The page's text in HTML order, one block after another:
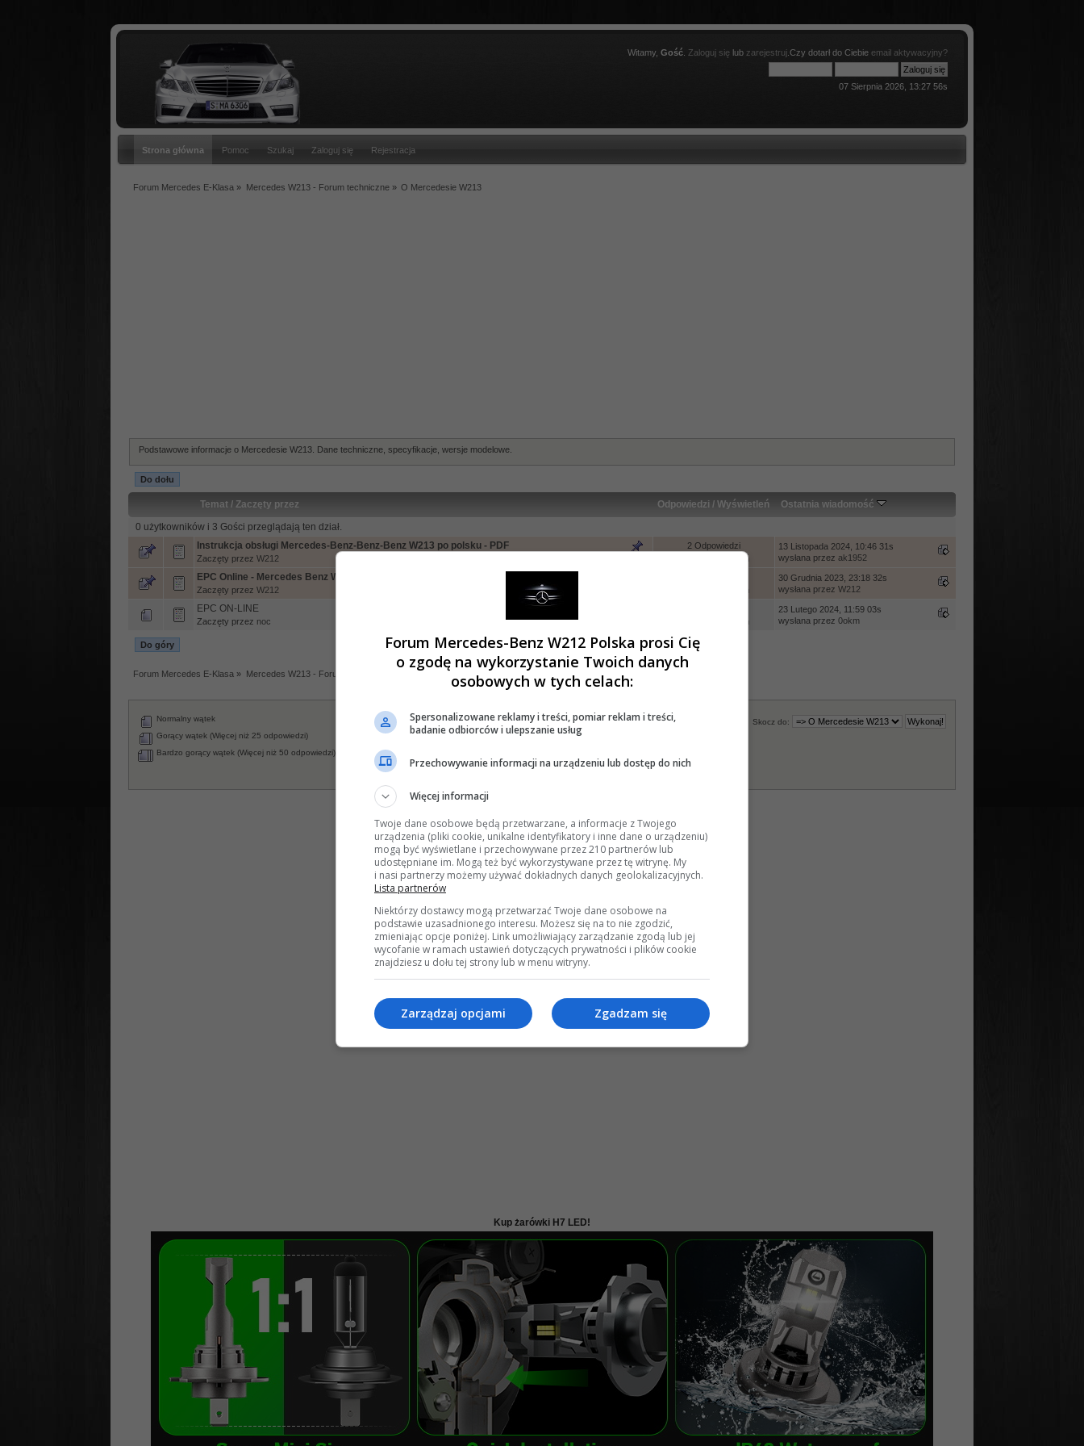
Witamy, Gość Zaloguj się lub zarejestruj .Czy dotarł do Ciebie email aktywacyjny?
07 Sierpnia 2026, 13:27 56s
Strona główna Pomoc Szukaj Zaloguj się Rejestracja
Forum Mercedes E-Klasa » Mercedes W213 - Forum techniczne» O Mercedesie W213
Podstawowe informacje o Mercedesie W213. Dane techniczne, specyfikacje, wersje modelowe.
Do dołu
Temat /Zaczęty przez Odpowiedzi / Wyświetleń
Ostatnia wiadomość
0 użytkowników i 3 Gości przeglądają ten dział.
Instrukcja obsługi Mercedes-Benz-Benz-Benz W213 po polsku - PDF
Zaczęty przez W212
2 Odpowiedzi
87450 Wyświetleń
13 Listopada 2024, 10:46 31s
wysłana przez ak1952
EPC Online - Mercedes Benz W213
Zaczęty przez W212
48688 Wyświetleń
30 Grudnia 2023, 23:18 32s
wysłana przez W212
EPC ON-LINE
Zaczęty przez noc
72337 Wyświetleń
23 Lutego 2024, 11:59 03s
wysłana przez 0okm
Do góry
Forum Mercedes E-Klasa » Mercedes W213 - Forum techniczne O Mercedesie W213
Skocz do:
Normalny wątek
Gorący wątek (Więcej niż 25 odpowiedzi)
Bardzo gorący wątek (Więcej niż 50 odpowiedzi)
Zamknięty wątek
Wątek przyklejony
Ankieta
Kup żarówki H7 LED!
Forum Mercedes-Benz W212 Polska prosi Cię
o zgodę na wykorzystanie Twoich danych
osobowych w tych celach:
Spersonalizowane reklamy i treści, pomiar reklam i treści,
badanie odbiorców i ulepszanie usług
Przechowywanie informacji na urządzeniu lub dostęp do nich
Więcej informacji
Twoje dane osobowe będą przetwarzane, a informacje z Twojego
urządzenia (pliki cookie, unikalne identyfikatory i inne dane o urządzeniu)
mogą być wyświetlane i przechowywane przez 210 partnerów lub
udostępniane im. Mogą też być wykorzystywane przez tę witrynę. My
i nasi partnerzy możemy używać dokładnych danych geolokalizacyjnych.
Lista partnerów
Niektórzy dostawcy mogą przetwarzać Twoje dane osobowe na
podstawie uzasadnionego interesu. Możesz się na to nie zgodzić,
zmieniając opcje poniżej. Link umożliwiający zarządzanie zgodą lub jej
wycofanie w ramach ustawień dotyczących prywatności i plików cookie
znajdziesz u dołu tej strony lub w menu witryny.
Zgadzam się
Zarządzaj opcjami